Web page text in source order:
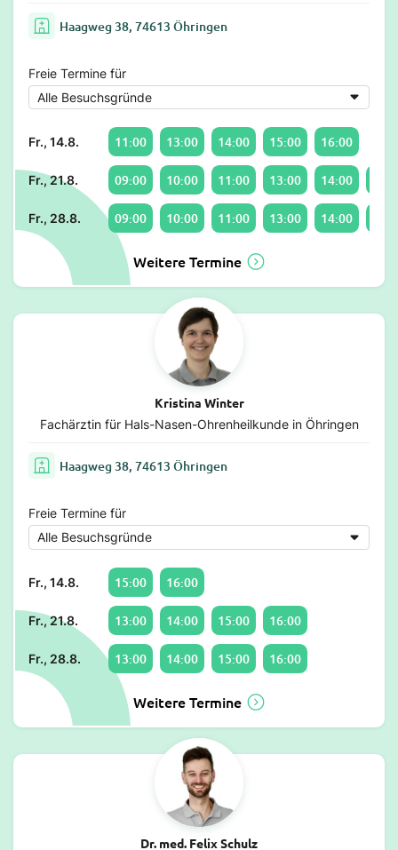
Haagweg 38, 74613 Öhringen
Freie Termine für
Fr., 14.8. 11:00 13:00 14:00 15:00 16:00
Fr., 21.8. 09:00 10:00 11:00 13:00 14:00
Fr., 28.8. 09:00 10:00 11:00 13:00 14:00
Weitere Termine
Kristina Winter
Fachärztin für Hals-Nasen-Ohrenheilkunde in Öhringen
Haagweg 38, 74613 Öhringen
Freie Termine für
Fr., 14.8. 15:00 16:00
Fr., 21.8. 13:00 14:00 15:00 16:00
Fr., 28.8. 13:00 14:00 15:00 16:00
Weitere Termine
Dr. med. Felix Schulz